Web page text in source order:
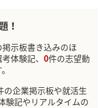
！
掲示板書き込みのほ
体験記、 0件の志望動
の企業掲示板や就活生
験記やリアルタイムの